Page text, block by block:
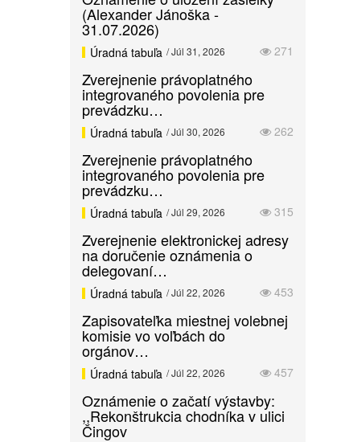
(Alexander Jánoška -
31.07.2026)
271
Úradná tabuľa / Júl 31, 2026
Zverejnenie právoplatného
integrovaného povolenia pre
prevádzku…
262
Úradná tabuľa / Júl 30, 2026
Zverejnenie právoplatného
integrovaného povolenia pre
prevádzku…
315
Úradná tabuľa / Júl 29, 2026
Zverejnenie elektronickej adresy
na doručenie oznámenia o
delegovaní…
453
Úradná tabuľa / Júl 22, 2026
Zapisovateľka miestnej volebnej
komisie vo voľbách do
orgánov…
457
Úradná tabuľa / Júl 22, 2026
Oznámenie o začatí výstavby:
,,Rekonštrukcia chodníka v ulici
Čingov